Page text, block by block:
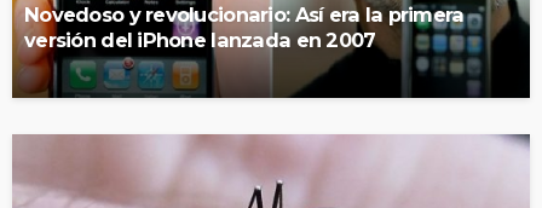
Novedoso y revolucionario: Así era la primera
versión del iPhone lanzada en 2007